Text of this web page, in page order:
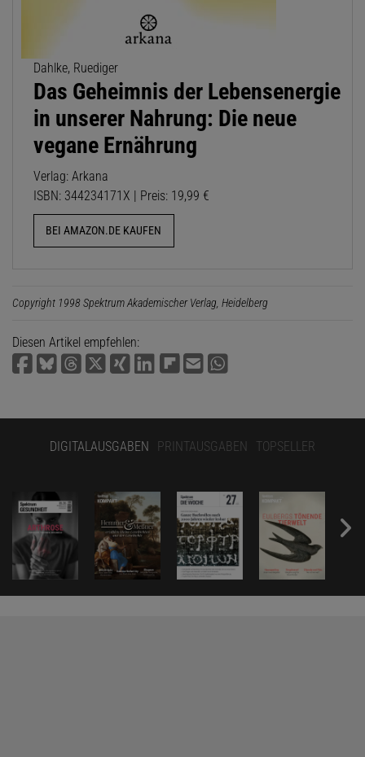
Dahlke, Ruediger
Das Geheimnis der Lebensenergie
in unserer Nahrung: Die neue
vegane Ernährung
Verlag: Arkana
ISBN: 344234171X | Preis: 19,99 €
BEI AMAZON.DE KAUFEN
Copyright 1998 Spektrum Akademischer Verlag, Heidelberg
Diesen Artikel empfehlen:
DIGITALAUSGABEN PRINTAUSGABEN TOPSELLER